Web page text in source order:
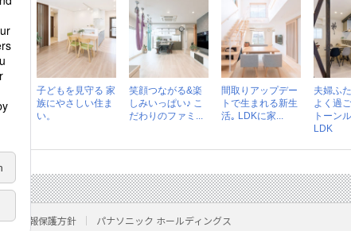
屋
。
...
子どもを見守る 家
族にやさしい住ま
い。
笑顔つながる&楽
しみいっぱい♪ こ
だわりのファミ...
間取りアップデー
トで生まれる新生
活｡ LDKに家...
夫婦ふ
よく過
トーン
LDK
個人情報保護方針 パナソニック ホールディングス